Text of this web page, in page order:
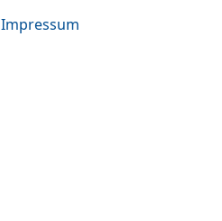
Impressum